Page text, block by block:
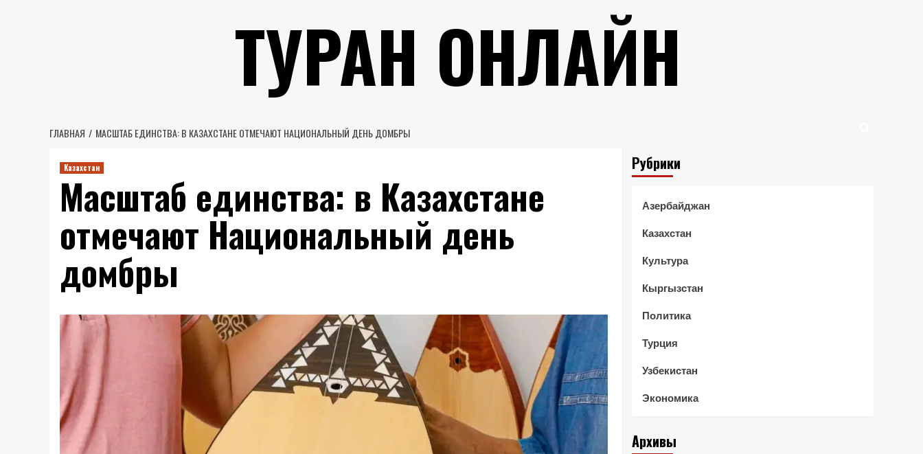
ТУРАН ОНЛАЙН
ГЛАВНАЯ МАСШТАБ ЕДИНСТВА: В КАЗАХСТАНЕ ОТМЕЧАЮТ НАЦИОНАЛЬНЫЙ ДЕНЬ ДОМБРЫ
Казахстан
Масштаб единства: в Казахстане
отмечают Национальный день
домбры
Рубрики
Азербайджан
Казахстан
Культура
Кыргызстан
Политика
Турция
Узбекистан
Экономика
Архивы